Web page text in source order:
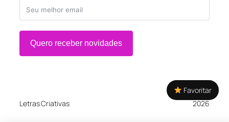
Quero receber novidades
Letras Criativas 2026
Favoritar